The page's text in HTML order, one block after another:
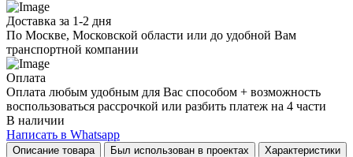
Доставка за 1-2 дня
По Москве, Московской области или до удобной Вам
транспортной компании
Оплата
Оплата любым удобным для Вас способом + возможность
воспользоваться рассрочкой или разбить платеж на 4 части
В наличии
Написать в Whatsapp
Описание товара Был использован в проектах Характеристики